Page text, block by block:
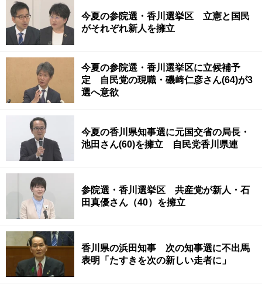
今夏の参院選・香川選挙区 立憲と国民
がそれぞれ新人を擁立
今夏の参院選・香川選挙区に立候補予
定 自民党の現職・磯﨑仁彦さん(64)が3
選へ意欲
今夏の香川県知事選に元国交省の局長・
池田さん(60)を擁立 自民党香川県連
参院選・香川選挙区 共産党が新人・石
田真優さん（40）を擁立
香川県の浜田知事 次の知事選に不出馬
表明「たすきを次の新しい走者に」